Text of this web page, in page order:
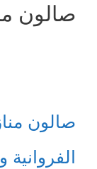
صالون
صالون
الفروانية